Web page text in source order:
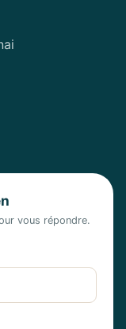
vous répondre.